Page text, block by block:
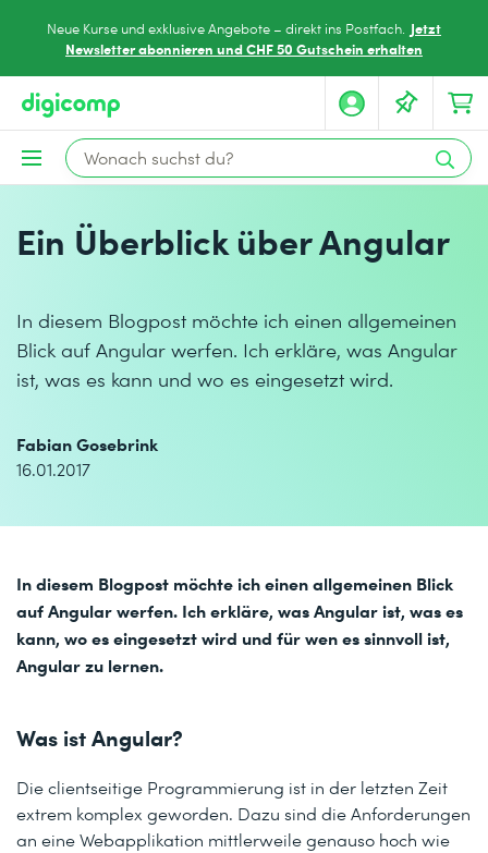
Neue Kurse und exklusive Angebote – direkt ins Postfach. Jetzt
Newsletter abonnieren und CHF 50 Gutschein erhalten
Ein Überblick über Angular
In diesem Blogpost möchte ich einen allgemeinen
Blick auf Angular werfen. Ich erkläre, was Angular
ist, was es kann und wo es eingesetzt wird.
Fabian Gosebrink
16.01.2017
In diesem Blogpost möchte ich einen allgemeinen Blick
auf Angular werfen. Ich erkläre, was Angular ist, was es
kann, wo es eingesetzt wird und für wen es sinnvoll ist,
Angular zu lernen.
Was ist Angular?
Die clientseitige Programmierung ist in der letzten Zeit
extrem komplex geworden. Dazu sind die Anforderungen
an eine Webapplikation mittlerweile genauso hoch wie